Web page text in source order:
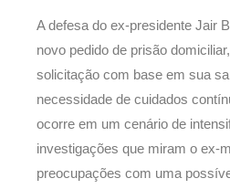
A defesa do ex-presidente Jair
novo pedido de prisão
solicitação com base em sua
necessidade de cuidados
ocorre em um cenário de
investigações que miram o ex-
preocupações com uma